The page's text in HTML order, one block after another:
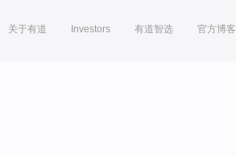
关于有道 Investors 有道智选 官方博客